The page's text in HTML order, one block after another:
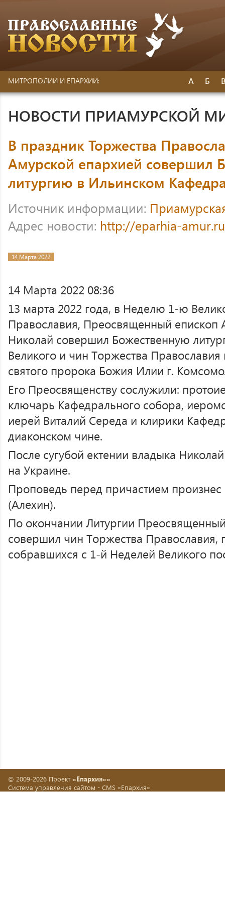
МИТРОПОЛИИ И ЕПАРХИИ: А Б
НОВОСТИ ПРИАМУРСКОЙ
В праздник Торжества
Амурской епархией совершил
литургию в Ильинском
Источник информации:
Адрес новости: http://eparhia-
14 Марта 2022
14 Марта 2022 08:36
13 марта 2022 года, в Неделю 1-ю
Православия, Преосвященный епископ
Николай совершил Божественную
Великого и чин Торжества
святого пророка Божия Илии г.
Его Преосвященству сослужили:
ключарь Кафедрального собора,
иерей Виталий Середа и клирики
диаконском чине.
После сугубой ектении владыка
на Украине.
Проповедь перед причастием
(Алехин).
По окончании Литургии
совершил чин Торжества Православия,
собравшихся с 1-й Неделей Великого
© 2009-2026 Проект «Епархия»»
Система управления сайтом - CMS «Епархия»